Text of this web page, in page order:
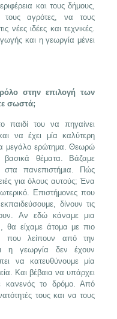
και τους δήμους,
τους αγρότες, να τους
ιδέες και τεχνικές.
και η γεωργία μένει
στην επιλογή των
σωστά;
παιδί του να πηγαίνει
να έχει μία καλύτερη
μεγάλο ερώτημα. Θεωρώ
θέματα. Βάζαμε
στα πανεπιστήμια. Πώς
για όλους αυτούς; Ένα
Επιστήμονες που
δίνουν τις
Αν εδώ κάναμε μια
θα είχαμε άτομα με πιο
που λείπουν από την
η γεωργία δεν έχουν
να κατευθύνουμε μία
Και βέβαια να υπάρχει
κανενός το δρόμο. Από
τους και να τους